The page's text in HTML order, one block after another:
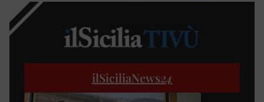
ilSiciliaNews24